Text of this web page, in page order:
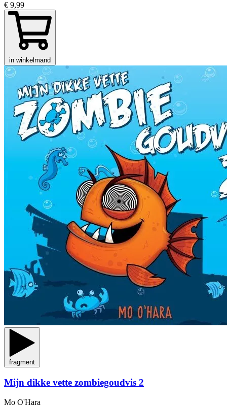
€ 9,99
in winkelmand
fragment
Mijn dikke vette zombiegoudvis 2
Mo O'Hara